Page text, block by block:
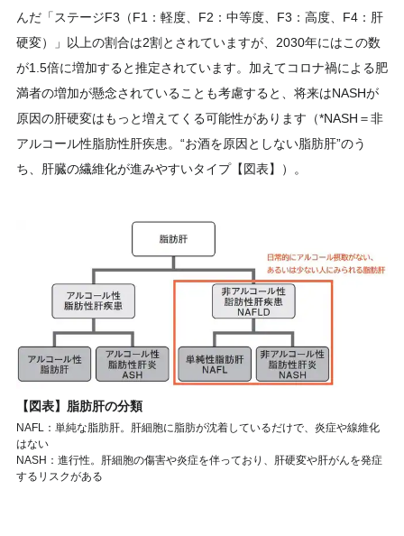
んだ「ステージF3（F1：軽度、F2：中等度、F3：高度、F4：肝
硬変）」以上の割合は2割とされていますが、2030年にはこの数
が1.5倍に増加すると推定されています。加えてコロナ禍による肥
満者の増加が懸念されていることも考慮すると、将来はNASHが
原因の肝硬変はもっと増えてくる可能性があります（*NASH＝非
アルコール性脂肪性肝疾患。“お酒を原因としない脂肪肝”のう
ち、肝臓の繊維化が進みやすいタイプ【図表】）。
【図表】脂肪肝の分類
NAFL：単純な脂肪肝。肝細胞に脂肪が沈着しているだけで、炎症や線維化
はない
NASH：進行性。肝細胞の傷害や炎症を伴っており、肝硬変や肝がんを発症
するリスクがある